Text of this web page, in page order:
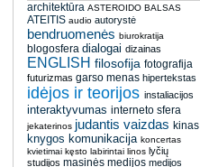
architektūra ASTEROIDO BALSAS
ATEITIS audio autorystė
bendruomenės biurokratija
blogosfera dialogai dizainas
ENGLISH filosofija fotografija
futurizmas garso menas hipertekstas
idėjos ir teorijos instaliacijos
interaktyvumas interneto sfera
jekaterinos judantis vaizdas kinas
knygos komunikacija koncertas
kvietimai kęsto labirintai linos lyčių
studijos masinės medijos medijos